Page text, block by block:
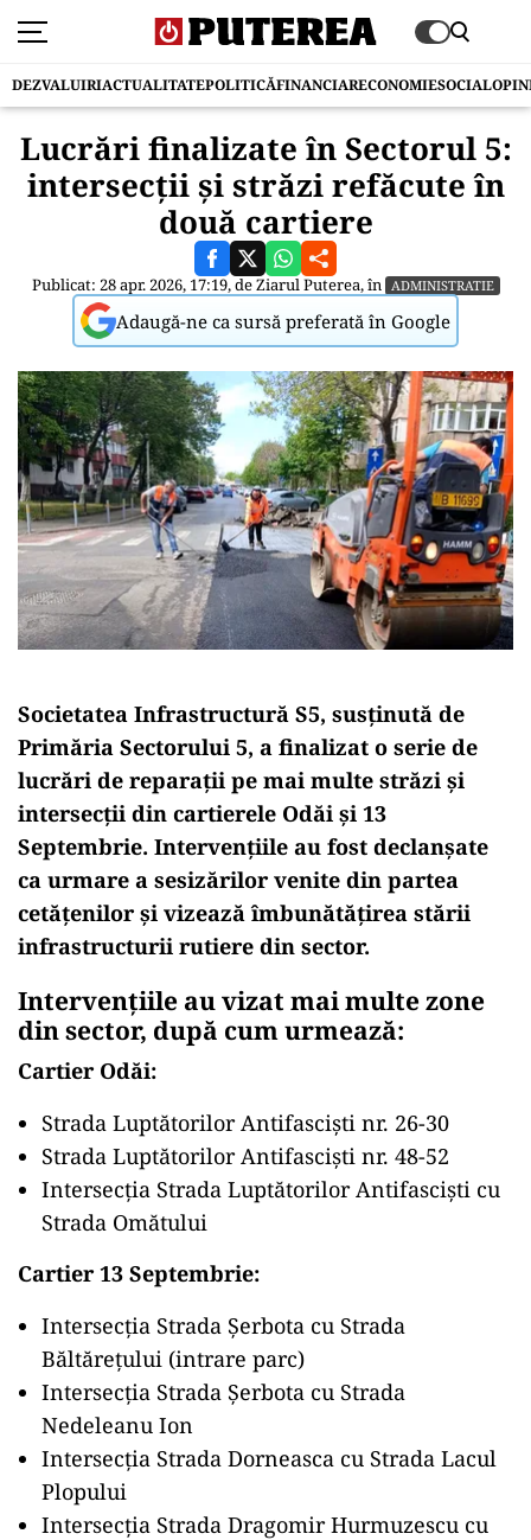
DEZVALUIRIACTUALITATEPOLITICĂFINANCIARECONOMIESOCIAL
Lucrări finalizate în Sectorul 5:
intersecții și străzi refăcute în
două cartiere
Publicat: 28 apr. 2026, 17:19, deZiarul Puterea, în ADMINISTRATIE
Adaugă-ne ca sursă preferată în Google
Societatea Infrastructură S5, susținută de
Primăria Sectorului 5, a finalizat o serie de
lucrări de reparații pe mai multe străzi și
intersecții din cartierele Odăi și 13
Septembrie. Intervențiile au fost declanșate
ca urmare a sesizărilor venite din partea
cetățenilor și vizează îmbunătățirea stării
infrastructurii rutiere din sector.
Intervențiile au vizat mai multe zone
din sector, după cum urmează:
Cartier Odăi:
Strada Luptătorilor Antifasciști nr. 26-30
Strada Luptătorilor Antifasciști nr. 48-52
Intersecția Strada Luptătorilor Antifasciști cu
Strada Omătului
Cartier 13 Septembrie:
Intersecția Strada Șerbota cu Strada
Băltărețului (intrare parc)
Intersecția Strada Șerbota cu Strada
Nedeleanu Ion
Intersecția Strada Dorneasca cu Strada Lacul
Plopului
Intersecția Strada Dragomir Hurmuzescu cu